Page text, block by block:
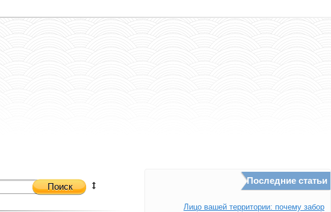
Поиск
Последние статьи
Лицо вашей территории: почему забор